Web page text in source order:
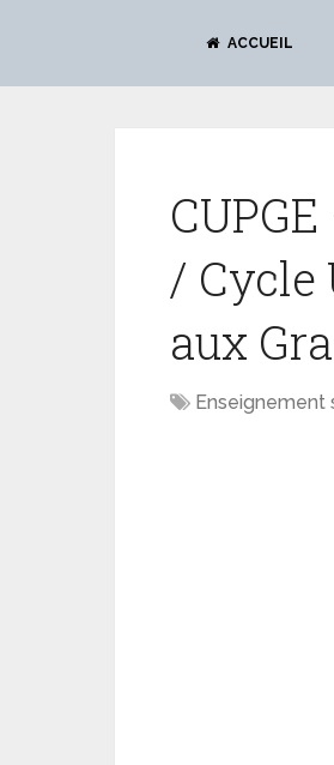
ACCUEIL
/ Cycle
aux
Enseignement